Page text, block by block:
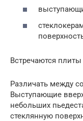
Встречаются
Различать между
Выступающие
небольших
стеклянную